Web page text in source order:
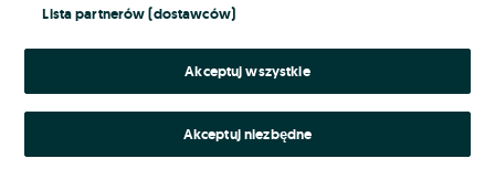
Nie pamiętasz hasła?
Zaloguj się
Lista partnerów (dostawców)
Akceptuj wszystkie
Akceptuj niezbędne